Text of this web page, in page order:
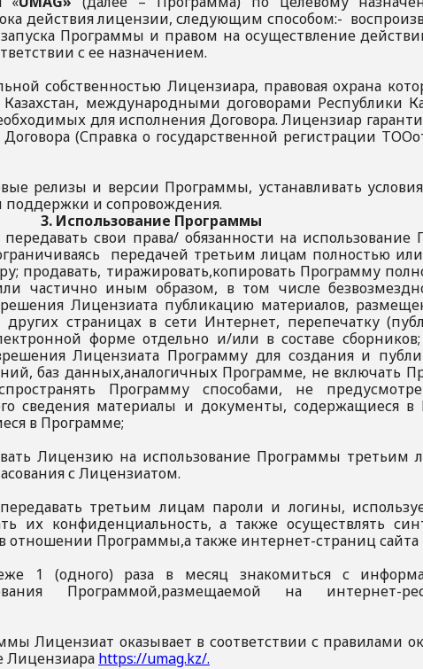
действия лицензии, следующим способом:-
Программы и правом на осуществление
с ее назначением.
собственностью Лицензиара, правовая охрана
международными договорами Республики
для исполнения Договора. Лицензиар
(Справка о государственной регистрации
релизы и версии Программы, устанавливать
поддержки и сопровождения.
3. Использование Программы
свои права/ обязанности на
передачей третьим лицам полностью
продавать, тиражировать,копировать Программу
частично иным образом, в том числе
Лицензиата публикацию материалов,
страницах в сети Интернет, перепечатку
форме отдельно и/или в составе
Лицензиата Программу для создания и
баз данных,аналогичных Программе, не включать
Программу способами, не
сведения материалы и документы, содержащиеся в
в Программе;
Лицензию на использование Программы третьим
с Лицензиатом.
третьим лицам пароли и логины,
их конфиденциальность, а также осуществлять
отношении Программы,а также интернет-страниц сайта
1 (одного) раза в месяц знакомиться с
Программой,размещаемой на интернет-
Лицензиат оказывает в соответствии с правилами
Лицензиара https://umag.kz/.